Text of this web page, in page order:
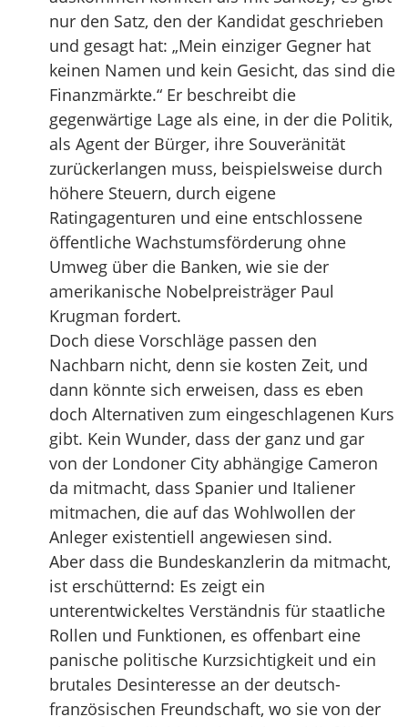
nur den Satz, den der Kandidat geschrieben
und gesagt hat: „Mein einziger Gegner hat
keinen Namen und kein Gesicht, das sind die
Finanzmärkte.“ Er beschreibt die
gegenwärtige Lage als eine, in der die Politik,
als Agent der Bürger, ihre Souveränität
zurückerlangen muss, beispielsweise durch
höhere Steuern, durch eigene
Ratingagenturen und eine entschlossene
öffentliche Wachstumsförderung ohne
Umweg über die Banken, wie sie der
amerikanische Nobelpreisträger Paul
Krugman fordert.
Doch diese Vorschläge passen den
Nachbarn nicht, denn sie kosten Zeit, und
dann könnte sich erweisen, dass es eben
doch Alternativen zum eingeschlagenen Kurs
gibt. Kein Wunder, dass der ganz und gar
von der Londoner City abhängige Cameron
da mitmacht, dass Spanier und Italiener
mitmachen, die auf das Wohlwollen der
Anleger existentiell angewiesen sind.
Aber dass die Bundeskanzlerin da mitmacht,
ist erschütternd: Es zeigt ein
unterentwickeltes Verständnis für staatliche
Rollen und Funktionen, es offenbart eine
panische politische Kurzsichtigkeit und ein
brutales Desinteresse an der deutsch-
französischen Freundschaft, wo sie von der